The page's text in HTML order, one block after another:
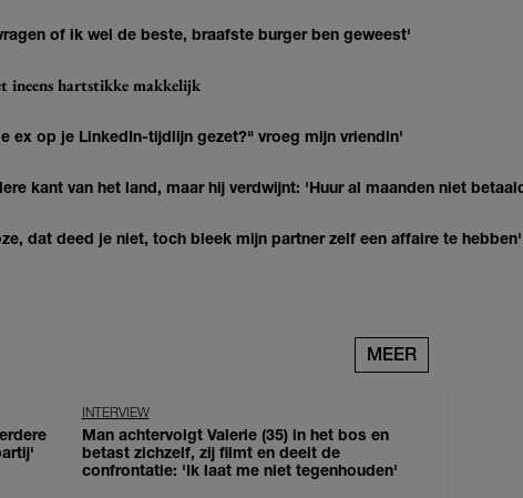
of ik wel de beste, braafste burger ben geweest'
ineens hartstikke makkelijk
ex op je LinkedIn-tijdlijn gezet?" vroeg mijn vriendin'
kant van het land, maar hij verdwijnt: 'Huur al maanden niet
dat deed je niet, toch bleek mijn partner zelf een affaire te hebben'
MEER
INTERVIEW
Man achtervolgt Valerie (35) in het bos en
betast zichzelf, zij filmt en deelt de
confrontatie: 'Ik laat me niet tegenhouden'